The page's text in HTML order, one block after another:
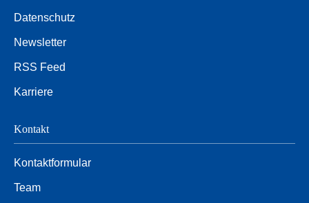
Datenschutz
Newsletter
RSS Feed
Karriere
Kontakt
Kontaktformular
Team